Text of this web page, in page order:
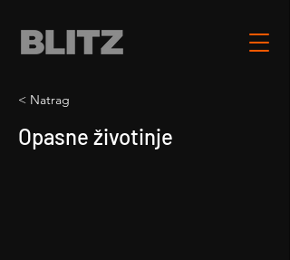
< Natrag
Opasne životinje